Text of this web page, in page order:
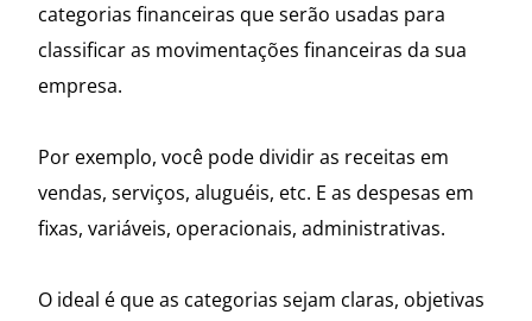
categorias financeiras que serão usadas para
classificar as movimentações financeiras da sua
empresa.
Por exemplo, você pode dividir as receitas em
vendas, serviços, aluguéis, etc. E as despesas em
fixas, variáveis, operacionais, administrativas.
O ideal é que as categorias sejam claras, objetivas